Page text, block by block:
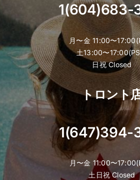
1(604)683-
月〜金 11:00〜
土13:00〜
日祝 Closed
トロント
1(647)394-
月〜金 11:00〜
土日祝 Closed